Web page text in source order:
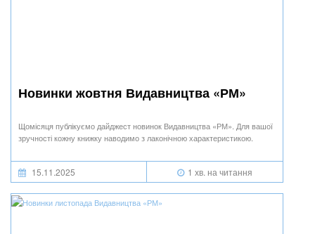
Новинки жовтня Видавництва «РМ»
Щомісяця публікуємо дайджест новинок Видавництва «РМ». Для вашої
зручності кожну книжку наводимо з лаконічною характеристикою.
15.11.2025 1 хв. на читання